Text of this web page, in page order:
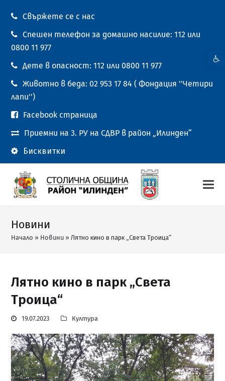
Свържете се с нас
Спешен телефон за домашно насилие: 112 или
0800 11 977
Дете в опасност: 112 или 0800 11 977
Животно в беда: 02 953 17 84 ( Фондация ''Четири
лапи'')
Facebook страница
Приемни на 3. РУ на СДВР в район „Илинден“
Бисквитки
Новини
Начало » Новини »Лятно кино в парк „Света Троица“
Лятно кино в парк „Света
Троица“
19.07.2023 Култура